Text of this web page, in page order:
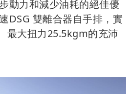
動力和減少油耗的絕佳優
DSG 雙離合器自手排，實
最大扭力25.5kgm的充沛